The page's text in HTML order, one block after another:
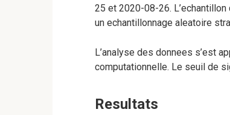
25 et 2020-08-26.
un echantillonnage aleatoire
L’analyse des donnees s’est
computationnelle. Le seuil de
Resultats